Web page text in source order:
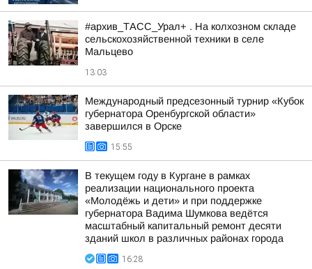
#архив_ТАСС_Урал+ . На колхозном складе
сельскохозяйственной техники в селе
Мальцево
13:03
Международный предсезонный турнир «Кубок
губернатора Оренбургской области»
завершился в Орске
15:55
В текущем году в Кургане в рамках
реализации национального проекта
«Молодёжь и дети» и при поддержке
губернатора Вадима Шумкова ведётся
масштабный капитальный ремонт десяти
зданий школ в различных районах города
16:28